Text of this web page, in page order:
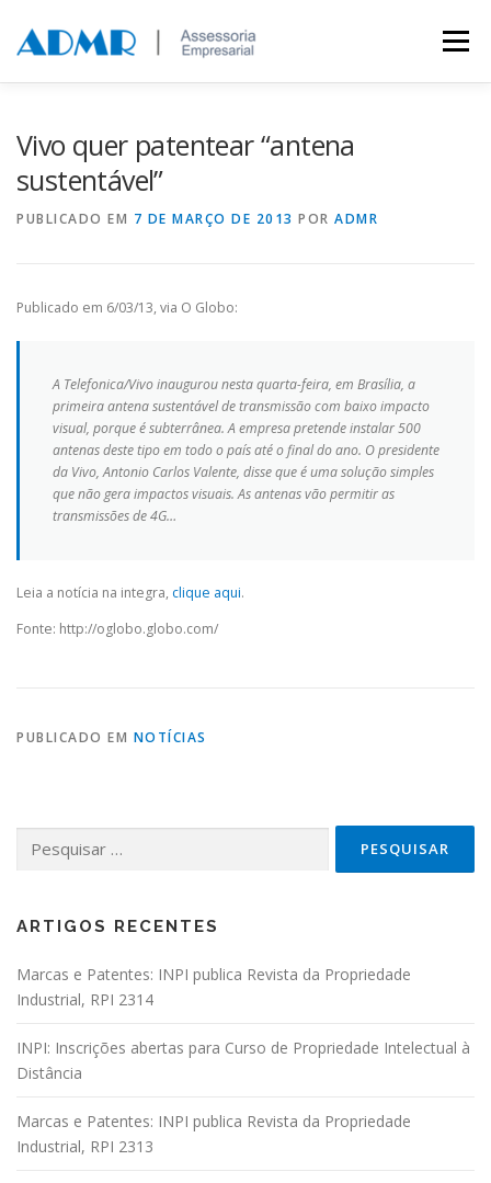
Menu
Vivo quer patentear “antena
sustentável”
PUBLICADO EM 7 DE MARÇO DE 2013 POR ADMR
Publicado em 6/03/13, via O Globo:
A Telefonica/Vivo inaugurou nesta quarta-feira, em Brasília, a
primeira antena sustentável de transmissão com baixo impacto
visual, porque é subterrânea. A empresa pretende instalar 500
antenas deste tipo em todo o país até o final do ano. O presidente
da Vivo, Antonio Carlos Valente, disse que é uma solução simples
que não gera impactos visuais. As antenas vão permitir as
transmissões de 4G…
Leia a notícia na integra, clique aqui.
Fonte: http://oglobo.globo.com/
PUBLICADO EM NOTÍCIAS
ARTIGOS RECENTES
Marcas e Patentes: INPI publica Revista da Propriedade
Industrial, RPI 2314
INPI: Inscrições abertas para Curso de Propriedade Intelectual à
Distância
Marcas e Patentes: INPI publica Revista da Propriedade
Industrial, RPI 2313